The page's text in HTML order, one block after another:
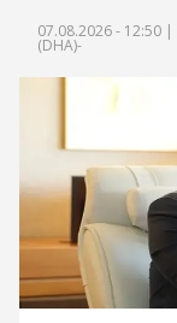
07.08.2026 - 12:50 |
(DHA)-